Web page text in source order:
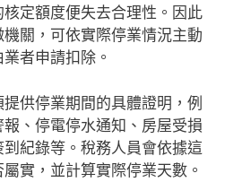
定額度便失去合理性。因此
關，可依實際停業情況主動
者申請扣除。
供停業期間的具體證明，例
、停電停水通知、房屋受損
紀錄等。稅務人員會依據這
實，並計算實際停業天數。